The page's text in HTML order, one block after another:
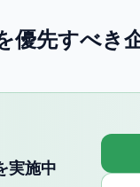
優先すべき
実施中